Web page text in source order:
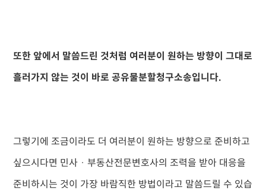
또한 앞에서 말씀드린 것처럼 여러분이 원하는 방향이 그대로
흘러가지 않는 것이 바로 공유물분할청구소송입니다.
그렇기에 조금이라도 더 여러분이 원하는 방향으로 준비하고
싶으시다면 민사 · 부동산전문변호사의 조력을 받아 대응을
준비하시는 것이 가장 바람직한 방법이라고 말씀드릴 수 있습